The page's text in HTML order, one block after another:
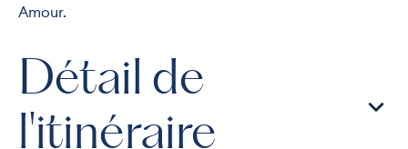
Amour.
Détail de
l'itinéraire